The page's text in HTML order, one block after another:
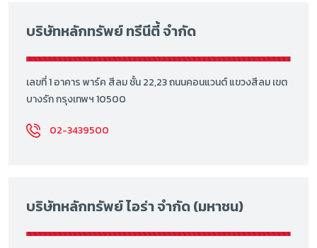
บริษัทหลักทรัพย์ ทรีนีตี้ จำกัด
เลขที่ 1 อาคาร พาร์ค สีลม ชั้น 22,23 ถนนคอนแวนต์ แขวงสีลม เขต
บางรัก กรุงเทพฯ 10500
02-3439500
บริษัทหลักทรัพย์ ไอร่า จำกัด (มหาชน)